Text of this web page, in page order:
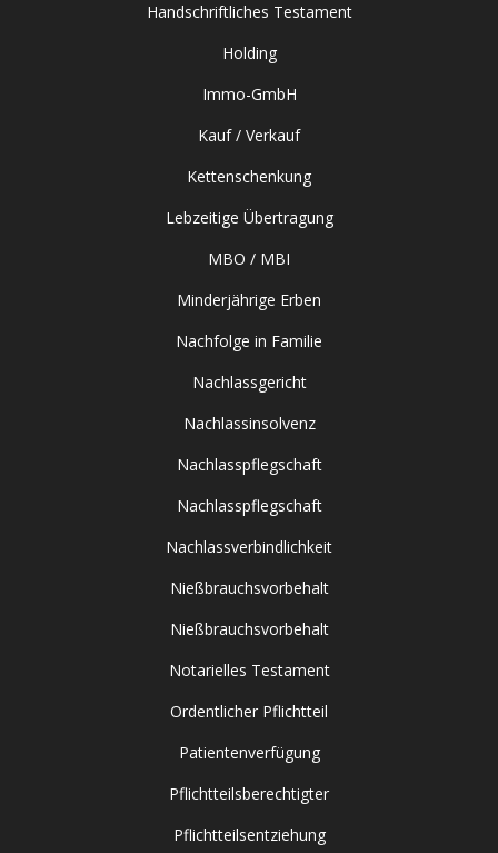
Handschriftliches Testament
Holding
Immo-GmbH
Kauf / Verkauf
Kettenschenkung
Lebzeitige Übertragung
MBO / MBI
Minderjährige Erben
Nachfolge in Familie
Nachlassgericht
Nachlassinsolvenz
Nachlasspflegschaft
Nachlasspflegschaft
Nachlassverbindlichkeit
Nießbrauchsvorbehalt
Nießbrauchsvorbehalt
Notarielles Testament
Ordentlicher Pflichtteil
Patientenverfügung
Pflichtteilsberechtigter
Pflichtteilsentziehung